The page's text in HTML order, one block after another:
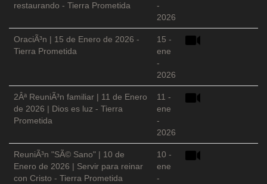
restaurando - Tierra Prometida
-
2026
OraciÃ³n | 15 de Enero de 2026 -
Tierra Prometida
15 -
ene
-
2026
2Âª ReuniÃ³n familiar | 11 de Enero
de 2026 | Dios es luz - Tierra
Prometida
11 -
ene
-
2026
ReuniÃ³n "SÃ© Sano" | 10 de
Enero de 2026 | Servir para reinar
con Cristo - Tierra Prometida
10 -
ene
-